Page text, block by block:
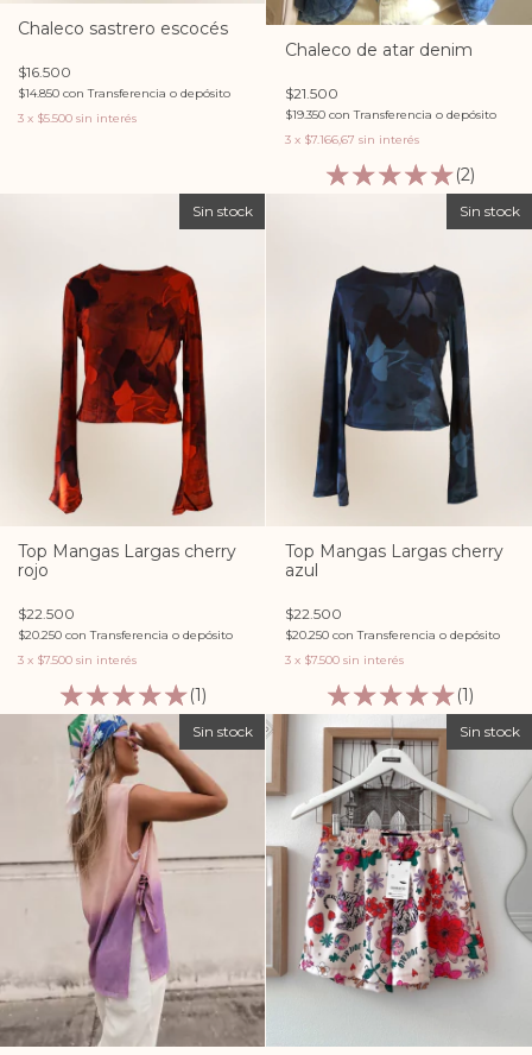
Chaleco sastrero escocés
$16.500
$14.850 con Transferencia o depósito
3 x $5.500 sin interés
Chaleco de atar denim
$21.500
$19.350 con Transferencia o depósito
3 x $7.166,67 sin interés
(2)
Sin stock
Top Mangas Largas cherry
rojo
$22.500
$20.250 con Transferencia o depósito
3 x $7.500 sin interés
(1)
Sin stock
Top Mangas Largas cherry
azul
$22.500
$20.250 con Transferencia o depósito
3 x $7.500 sin interés
(1)
Sin stock Sin stock